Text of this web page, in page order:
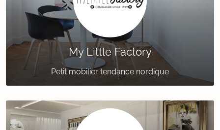
My Little Factory
Petit mobilier tendance nordique